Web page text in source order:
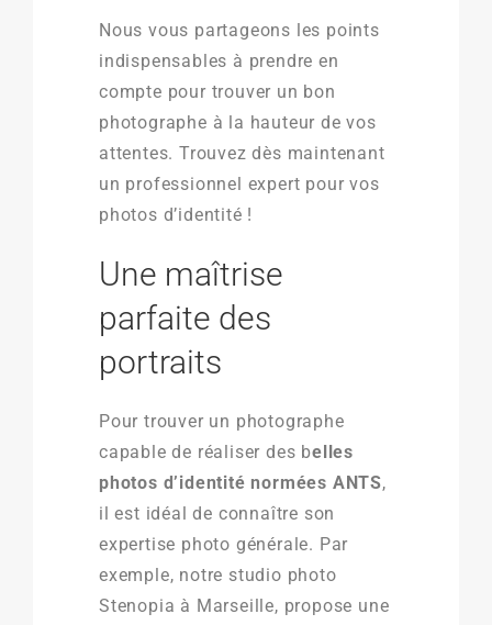
Nous vous partageons les points
indispensables à prendre en
compte pour trouver un bon
photographe à la hauteur de vos
attentes. Trouvez dès maintenant
un professionnel expert pour vos
photos d’identité !
Une maîtrise
parfaite des
portraits
Pour trouver un photographe
capable de réaliser des belles
photos d’identité normées ANTS,
il est idéal de connaître son
expertise photo générale. Par
exemple, notre studio photo
Stenopia à Marseille, propose une